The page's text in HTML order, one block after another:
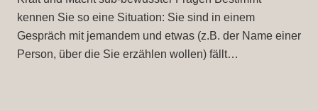
kennen Sie so eine Situation: Sie sind in einem
Gespräch mit jemandem und etwas (z.B. der Name einer
Person, über die Sie erzählen wollen) fällt…